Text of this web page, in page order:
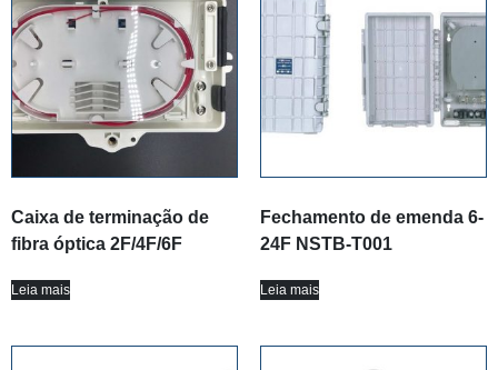
Caixa de terminação de
fibra óptica 2F/4F/6F
Leia mais
Fechamento de emenda 6-
24F NSTB-T001
Leia mais